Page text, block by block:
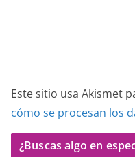
Este sitio usa Akismet
cómo se procesan los
¿Buscas algo en